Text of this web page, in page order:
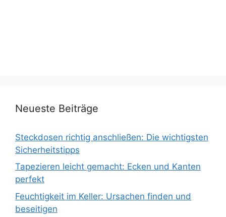
Neueste Beiträge
Steckdosen richtig anschließen: Die wichtigsten
Sicherheitstipps
Tapezieren leicht gemacht: Ecken und Kanten
perfekt
Feuchtigkeit im Keller: Ursachen finden und
beseitigen